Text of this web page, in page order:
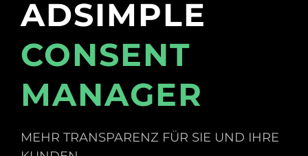
ADSIMPLE
CONSENT
MANAGER
MEHR TRANSPARENZ FÜR SIE UND IHRE